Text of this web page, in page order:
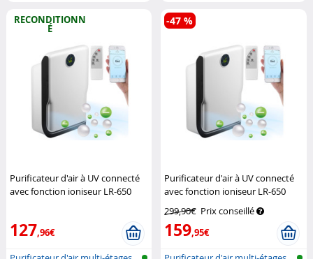
rechar...
RECONDITIONN
É
Purificateur d'air à UV connecté
avec fonction ioniseur LR-650
127,96€
Purificateur d'air à UV connecté
avec fonction ioniseur LR-650
Sichler Haushaltsgeräte
299,90€ Prix conseillé
159,95€
-47 %